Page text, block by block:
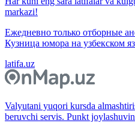
markazi!
Ежедневно только отборные
Кузница юмора на узбекском
latifa.uz
Valyutani yuqori kursda
beruvchi servis. Punkt